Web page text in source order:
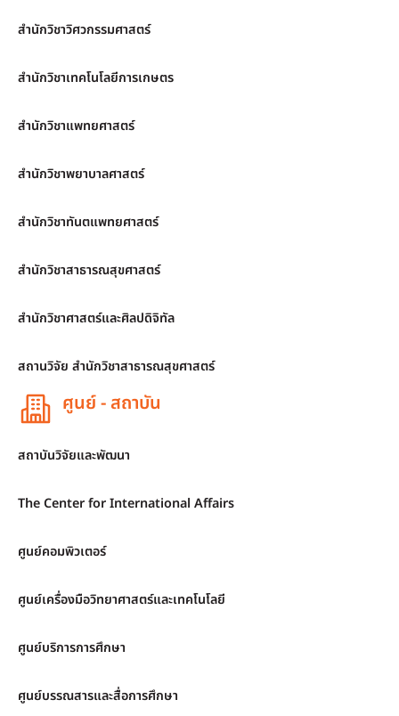
สำนักวิชาวิศวกรรมศาสตร์
สำนักวิชาเทคโนโลยีการเกษตร
สำนักวิชาแพทยศาสตร์
สำนักวิชาพยาบาลศาสตร์
สำนักวิชาทันตแพทยศาสตร์
สำนักวิชาสาธารณสุขศาสตร์
สำนักวิชาศาสตร์และศิลปดิจิทัล
สถานวิจัย สำนักวิชาสาธารณสุขศาสตร์
ศูนย์ - สถาบัน
สถาบันวิจัยและพัฒนา
The Center for International Affairs
ศูนย์คอมพิวเตอร์
ศูนย์เครื่องมือวิทยาศาสตร์และเทคโนโลยี
ศูนย์บริการการศึกษา
ศูนย์บรรณสารและสื่อการศึกษา